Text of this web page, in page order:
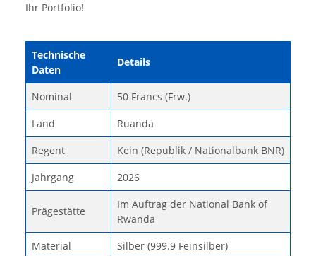
Ihr Portfolio!
Technische
Daten
Details
Nominal
50 Francs (Frw.)
Land
Ruanda
Regent
Kein (Republik / Nationalbank BNR)
Jahrgang
2026
Prägestätte
Im Auftrag der National Bank of
Rwanda
Material
Silber (999.9 Feinsilber)